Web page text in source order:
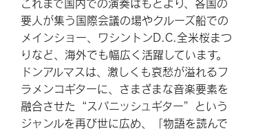
これまで国内での演奏はもとより、各国の
要人が集う国際会議の場やクルーズ船での
メインショー、ワシントンD.C.全米桜まつ
りなど、海外でも幅広く活躍しています。
ドンアルマスは、激しくも哀愁が溢れるフ
ラメンコギターに、さまざまな音楽要素を
融合させた“スパニッシュギター”という
ジャンルを再び世に広め、「物語を読んで